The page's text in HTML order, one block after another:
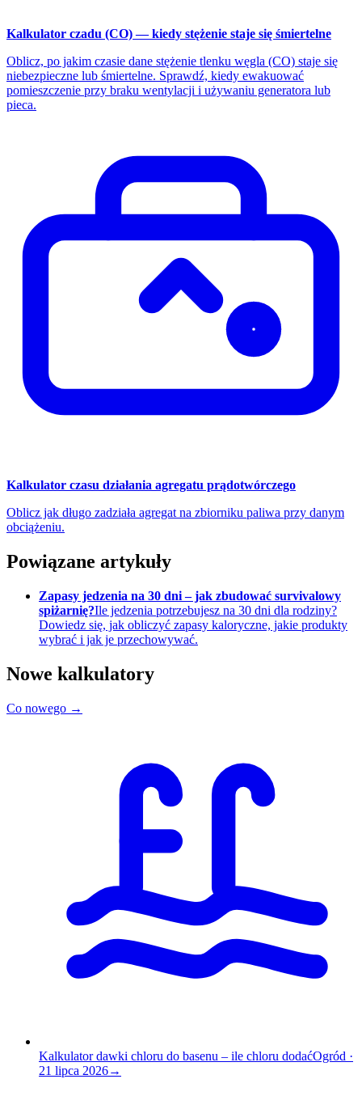
Kalkulator czadu (CO) — kiedy stężenie staje się śmiertelne
Oblicz, po jakim czasie dane stężenie tlenku węgla (CO) staje się
niebezpieczne lub śmiertelne. Sprawdź, kiedy ewakuować
pomieszczenie przy braku wentylacji i używaniu generatora lub
pieca.
Kalkulator czasu działania agregatu prądotwórczego
Oblicz jak długo zadziała agregat na zbiorniku paliwa przy danym
obciążeniu.
Powiązane artykuły
Zapasy jedzenia na 30 dni – jak zbudować survivalowy
spiżarnię?Ile jedzenia potrzebujesz na 30 dni dla rodziny?
Dowiedz się, jak obliczyć zapasy kaloryczne, jakie produkty
wybrać i jak je przechowywać.
Nowe kalkulatory
Co nowego →
Kalkulator dawki chloru do basenu – ile chloru dodaćOgród ·
21 lipca 2026→